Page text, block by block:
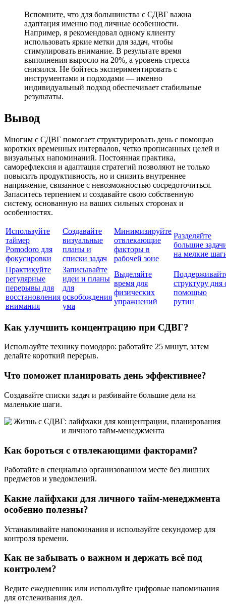
Вспомните, что для большинства с СДВГ важна
адаптация именно под личные особенности.
Например, я рекомендовал одному клиенту
использовать яркие метки для задач, чтобы
стимулировать внимание. В результате время
выполнения выросло на 20%, а уровень стресса
снизился. Не бойтесь экспериментировать с
инструментами и подходами — именно
индивидуальный подход обеспечивает стабильные
результаты.
Вывод
Многим с СДВГ помогает структурировать день с помощью
коротких временных интервалов, четко прописанных целей и
визуальных напоминаний. Постоянная практика,
саморефлексия и адаптация стратегий позволяют не только
повысить продуктивность, но и снизить внутреннее
напряжение, связанное с невозможностью сосредоточиться.
Запаситесь терпением и создавайте свою собственную
систему, основанную на ваших сильных сторонах и
особенностях.
Используйте
таймер
Pomodoro для
фокусировки
Создавайте
визуальные
планы и
списки задач
Минимизируйте
отвлекающие
факторы в
рабочей зоне
Разделяйте
большие
на мелкие
Практикуйте
регулярные
перерывы для
восстановления
внимания
Записывайте
идеи и планы
для
освобождения
ума
Выделяйте
время для
физических
упражнений
структуру дня
помощью
рутин
Как улучшить концентрацию при СДВГ?
Используйте технику помодоро: работайте 25 минут, затем
делайте короткий перерыв.
Что поможет планировать день эффективнее?
Создавайте списки задач и разбивайте большие дела на
маленькие шаги.
Как бороться с отвлекающими факторами?
Работайте в специально организованном месте без лишних
предметов и уведомлений.
Какие лайфхаки для личного тайм-менеджмента
особенно полезны?
Устанавливайте напоминания и используйте секундомер для
контроля времени.
Как не забывать о важном и держать всё под
контролем?
Ведите ежедневник или используйте цифровые напоминания
для отслеживания дел.